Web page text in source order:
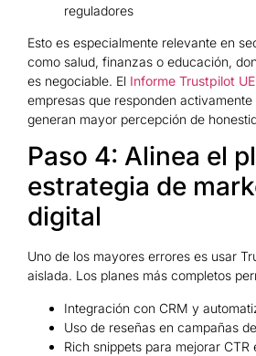
reguladores
Esto es especialmente relevante en
como salud, finanzas o educación,
es negociable. El Informe Trustpilot
empresas que responden activamente
generan mayor percepción de
Paso 4: Alinea el
estrategia de
digital
Uno de los mayores errores es usar
aislada. Los planes más completos
Integración con CRM y
Uso de reseñas en campañas
Rich snippets para mejorar CTR